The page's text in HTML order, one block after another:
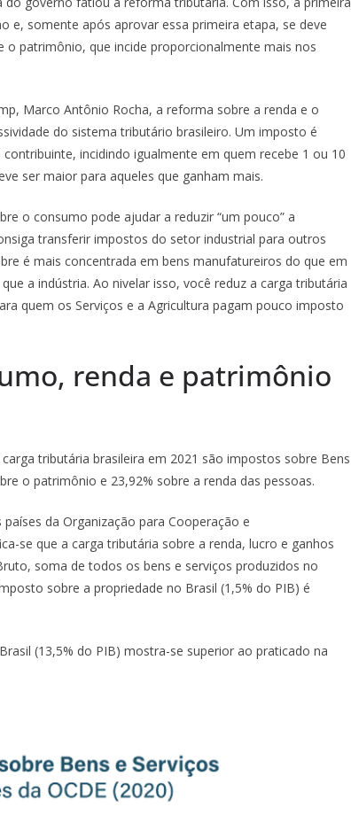
somente após aprovar essa primeira etapa, se deve
patrimônio, que incide proporcionalmente mais nos
Marco Antônio Rocha, a reforma sobre a renda e o
do sistema tributário brasileiro. Um imposto é
incidindo igualmente em quem recebe 1 ou 10
ser maior para aqueles que ganham mais.
o consumo pode ajudar a reduzir “um pouco” a
transferir impostos do setor industrial para outros
é mais concentrada em bens manufatureiros do que em
a indústria. Ao nivelar isso, você reduz a carga tributária
quem os Serviços e a Agricultura pagam pouco imposto
renda e patrimônio
tributária brasileira em 2021 são impostos sobre Bens
o patrimônio e 23,92% sobre a renda das pessoas.
da Organização para Cooperação e
se que a carga tributária sobre a renda, lucro e ganhos
soma de todos os bens e serviços produzidos no
sobre a propriedade no Brasil (1,5% do PIB) é
(13,5% do PIB) mostra-se superior ao praticado na